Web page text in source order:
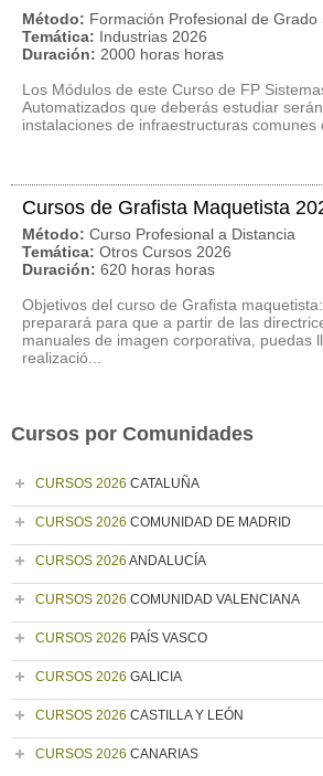
Método: Formación Profesional de Grado
Temática: Industrias 2026
Duración: 2000 horas horas
Los Módulos de este Curso de FP
Automatizados que deberás estudiar
instalaciones de infraestructuras comunes
Cursos de Grafista Maquetista
Método: Curso Profesional a Distancia
Temática: Otros Cursos 2026
Duración: 620 horas horas
Objetivos del curso de Grafista
preparará para que a partir de las
manuales de imagen corporativa, puedas
realizació...
Cursos por Comunidades
CURSOS 2026 CATALUÑA
CURSOS 2026 COMUNIDAD DE MADRID
CURSOS 2026 ANDALUCÍA
CURSOS 2026 COMUNIDAD VALENCIANA
CURSOS 2026 PAÍS VASCO
CURSOS 2026 GALICIA
CURSOS 2026 CASTILLA Y LEÓN
CURSOS 2026 CANARIAS